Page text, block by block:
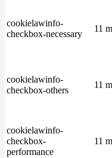
cookielawinfo-
checkbox-necessary
11
cookielawinfo-
checkbox-others
11
cookielawinfo-
checkbox-
performance
11